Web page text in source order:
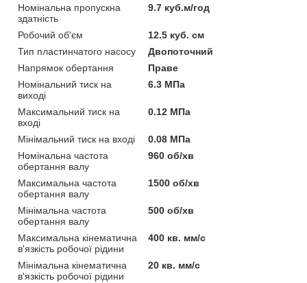
Номінальна пропускна
здатність
9.7 куб.м/год
Робочий об'єм
12.5 куб. см
Тип пластинчатого насосу
Двопоточний
Напрямок обертання
Праве
Номінальний тиск на
виході
6.3 МПа
Максимальний тиск на
вході
0.12 МПа
Мінімальний тиск на вході
0.08 МПа
Номінальна частота
обертання валу
960 об/хв
Максимальна частота
обертання валу
1500 об/хв
Мінімальна частота
обертання валу
500 об/хв
Максимальна кінематична
в'язкість робочої рідини
400 кв. мм/с
Мінімальна кінематична
в'язкість робочої рідини
20 кв. мм/с